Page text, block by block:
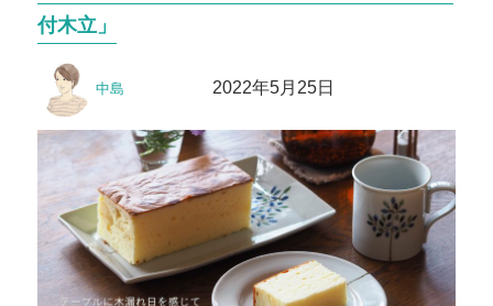
付木立」
稿
中島 2022年5月25日